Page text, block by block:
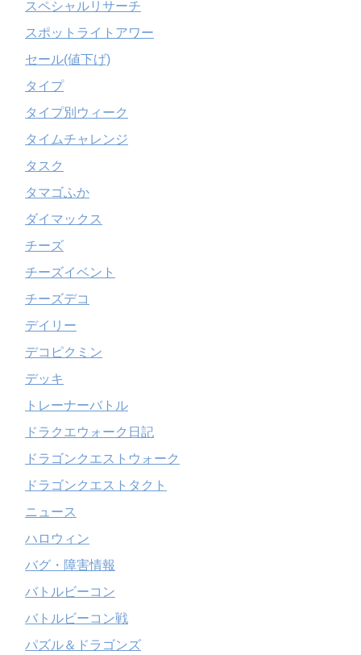
スペシャルリサーチ
スポットライトアワー
セール(値下げ)
タイプ
タイプ別ウィーク
タイムチャレンジ
タスク
タマゴふか
ダイマックス
チーズ
チーズイベント
チーズデコ
デイリー
デコピクミン
デッキ
トレーナーバトル
ドラクエウォーク日記
ドラゴンクエストウォーク
ドラゴンクエストタクト
ニュース
ハロウィン
バグ・障害情報
バトルビーコン
バトルビーコン戦
パズル＆ドラゴンズ